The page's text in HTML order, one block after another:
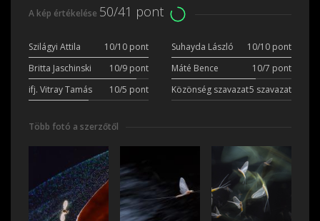
A kép értékelése 50/41 pont
Szilágyi Attila 10/10 pont Suhayda László
10/10 pont
Britta Jaschinski
10/9 pont Máté Bence
10/7 pont
ifj. Vitray Tamás
10/5 pont Közönség szavazat5 szavazat
Több fotó a szerzőtől